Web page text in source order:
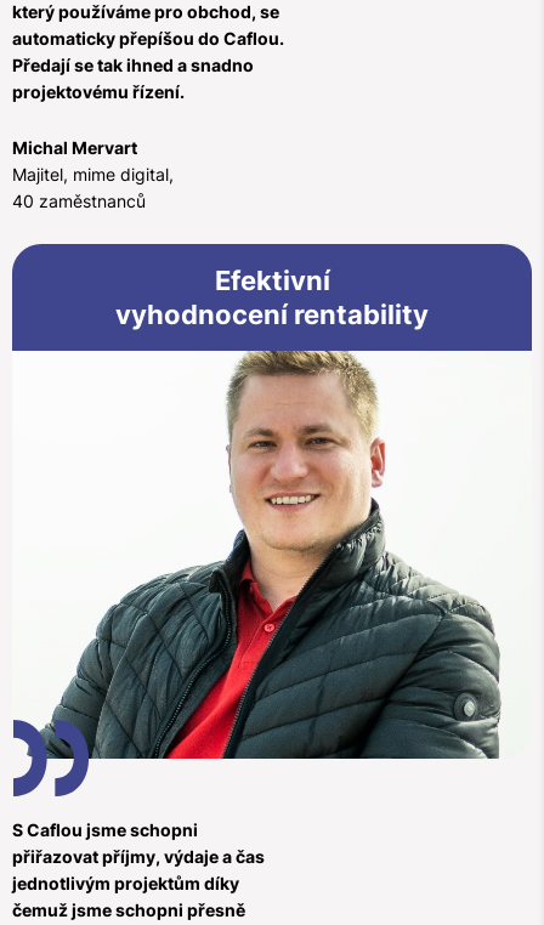
který používáme pro obchod, se
automaticky přepíšou do Caflou.
Předají se tak ihned a snadno
projektovému řízení.
Michal Mervart
Majitel, mime digital,
40 zaměstnanců
Efektivní
vyhodnocení rentability
S Caflou jsme schopni
přiřazovat příjmy, výdaje a čas
jednotlivým projektům díky
čemuž jsme schopni přesně